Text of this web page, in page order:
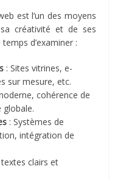
est l’un des moyens
créativité et de ses
d’examiner :
: Sites vitrines, e-
sur mesure, etc.
cohérence de
globale.
: Systèmes de
intégration de
clairs et